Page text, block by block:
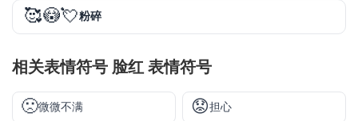
🥰😳💘粉碎
相关表情符号 脸红 表情符号
🙁微微不满 😟担心